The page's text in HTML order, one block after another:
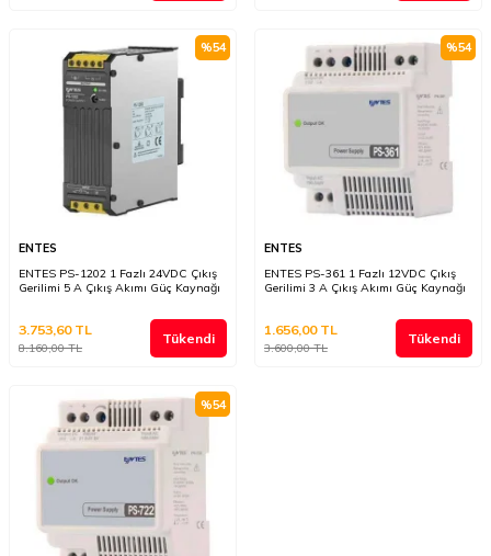
%54
ENTES
ENTES PS-1202 1 Fazlı 24VDC Çıkış
Gerilimi 5 A Çıkış Akımı Güç Kaynağı
8.160,00TL
3.753,60TL Tükendi
%54
ENTES
ENTES PS-361 1 Fazlı 12VDC Çıkış
Gerilimi 3 A Çıkış Akımı Güç Kaynağı
3.600,00TL
1.656,00TL Tükendi
%54